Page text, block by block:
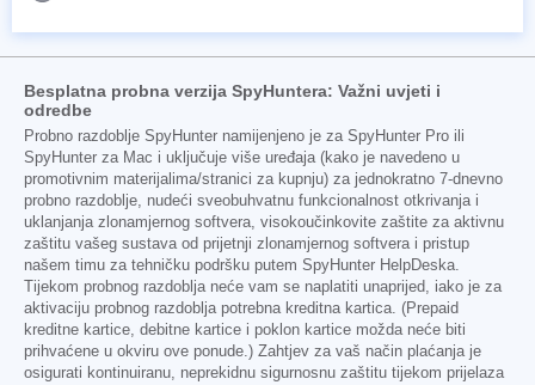
Besplatna probna verzija SpyHuntera: Važni uvjeti i
odredbe
Probno razdoblje SpyHunter namijenjeno je za SpyHunter Pro ili
SpyHunter za Mac i uključuje više uređaja (kako je navedeno u
promotivnim materijalima/stranici za kupnju) za jednokratno 7-dnevno
probno razdoblje, nudeći sveobuhvatnu funkcionalnost otkrivanja i
uklanjanja zlonamjernog softvera, visokoučinkovite zaštite za aktivnu
zaštitu vašeg sustava od prijetnji zlonamjernog softvera i pristup
našem timu za tehničku podršku putem SpyHunter HelpDeska.
Tijekom probnog razdoblja neće vam se naplatiti unaprijed, iako je za
aktivaciju probnog razdoblja potrebna kreditna kartica. (Prepaid
kreditne kartice, debitne kartice i poklon kartice možda neće biti
prihvaćene u okviru ove ponude.) Zahtjev za vaš način plaćanja je
osigurati kontinuiranu, neprekidnu sigurnosnu zaštitu tijekom prijelaza